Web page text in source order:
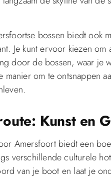
bossen biedt ook
Je kunt ervoor kiezen
door de bossen, waar
manier om te ontsnappen
Kunst en
Amersfoort biedt een
verschillende culturele
van je boot en laat je